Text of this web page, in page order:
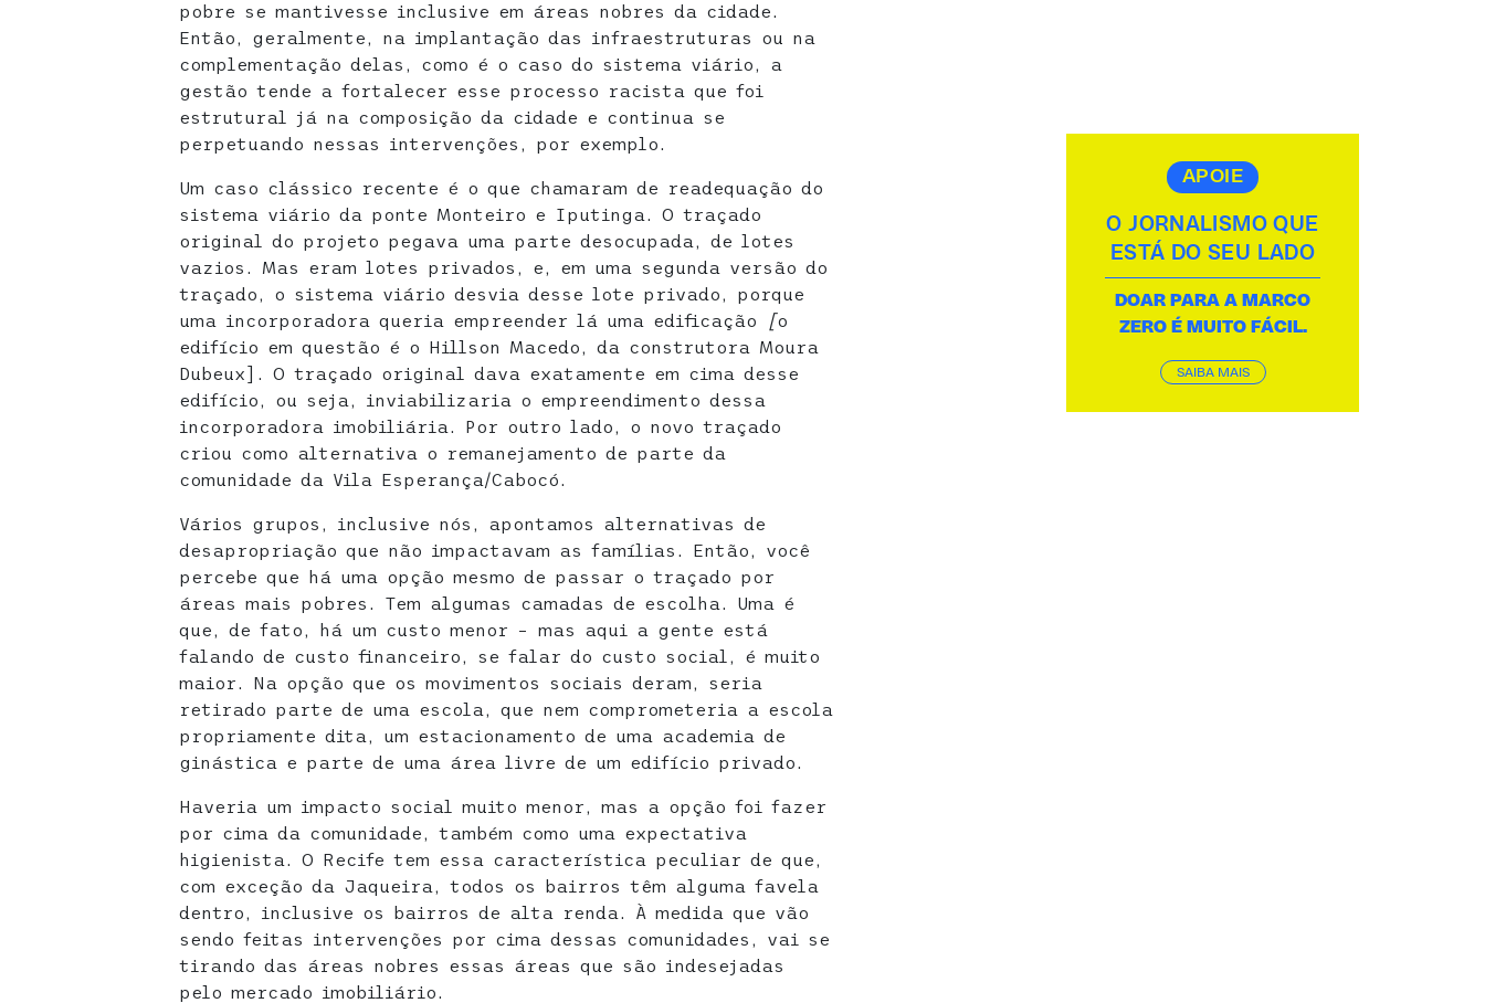
pobre se mantivesse inclusive em áreas nobres da cidade.
Então, geralmente, na implantação das infraestruturas ou na
complementação delas, como é o caso do sistema viário, a
gestão tende a fortalecer esse processo racista que foi
estrutural já na composição da cidade e continua se
perpetuando nessas intervenções, por exemplo.
Um caso clássico recente é o que chamaram de readequação do
sistema viário da ponte Monteiro e Iputinga. O traçado
original do projeto pegava uma parte desocupada, de lotes
vazios. Mas eram lotes privados, e, em uma segunda versão do
traçado, o sistema viário desvia desse lote privado, porque
uma incorporadora queria empreender lá uma edificação
[o
edifício em questão é o Hillson Macedo, da construtora Moura
Dubeux]. O traçado original dava exatamente em cima desse
edifício, ou seja, inviabilizaria o empreendimento dessa
incorporadora imobiliária. Por outro lado, o novo traçado
criou como alternativa o remanejamento de parte da
comunidade da Vila Esperança/Cabocó.
Vários grupos, inclusive nós, apontamos alternativas de
desapropriação que não impactavam as famílias. Então, você
percebe que há uma opção mesmo de passar o traçado por
áreas mais pobres. Tem algumas camadas de escolha. Uma é
que, de fato, há um custo menor – mas aqui a gente está
falando de custo financeiro, se falar do custo social, é muito
maior. Na opção que os movimentos sociais deram, seria
retirado parte de uma escola, que nem comprometeria a escola
propriamente dita, um estacionamento de uma academia de
ginástica e parte de uma área livre de um edifício privado.
Haveria um impacto social muito menor, mas a opção foi fazer
por cima da comunidade, também como uma expectativa
higienista. O Recife tem essa característica peculiar de que,
com exceção da Jaqueira, todos os bairros têm alguma favela
dentro, inclusive os bairros de alta renda. À medida que vão
sendo feitas intervenções por cima dessas comunidades, vai se
tirando das áreas nobres essas áreas que são indesejadas
pelo mercado imobiliário.
APOIE
O JORNALISMO QUE
ESTÁ DO SEU LADO
DOAR PARA A MARCO
ZERO É MUITO FÁCIL.
SAIBA MAIS